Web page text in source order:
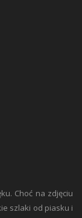
Choć na zdjęciu
szlaki od piasku i